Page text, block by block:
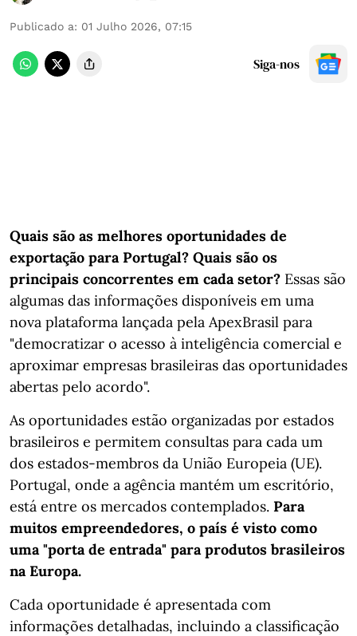
Publicado a: 01 Julho 2026, 07:15
Siga-nos
Quais são as melhores oportunidades de
exportação para Portugal? Quais são os
principais concorrentes em cada setor? Essas são
algumas das informações disponíveis em uma
nova plataforma lançada pela ApexBrasil para
"democratizar o acesso à inteligência comercial e
aproximar empresas brasileiras das oportunidades
abertas pelo acordo".
As oportunidades estão organizadas por estados
brasileiros e permitem consultas para cada um
dos estados-membros da União Europeia (UE).
Portugal, onde a agência mantém um escritório,
está entre os mercados contemplados. Para
muitos empreendedores, o país é visto como
uma "porta de entrada" para produtos brasileiros
na Europa.
Cada oportunidade é apresentada com
informações detalhadas, incluindo a classificação